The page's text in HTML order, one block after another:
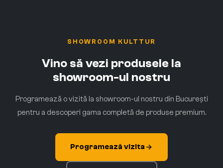
SHOWROOM KULTTUR
Vino să vezi produsele la
showroom-ul nostru
Programează o vizită la showroom-ul nostru din București
pentru a descoperi gama completă de produse premium.
Programează vizita